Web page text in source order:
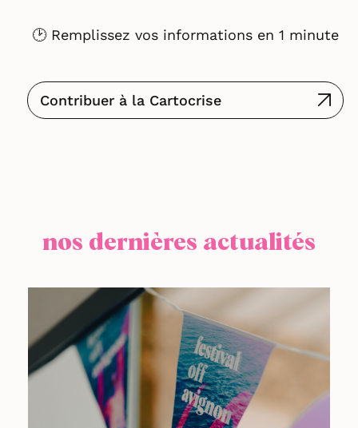
🕑 Remplissez vos informations en 1 minute
Contribuer à la Cartocrise
nos dernières actualités